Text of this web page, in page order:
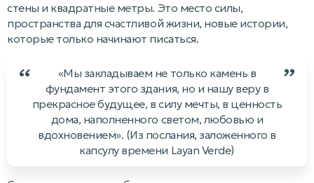
стены и квадратные метры. Это место силы,
пространства для счастливой жизни, новые истории,
которые только начинают писаться.
“
«Мы закладываем не только камень в
фундамент этого здания, но и нашу веру в
прекрасное будущее, в силу мечты, в ценность
дома, наполненного светом, любовью и
вдохновением». (Из послания, заложенного в
капсулу времени Layan Verde)
”